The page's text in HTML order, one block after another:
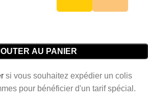
AU PANIER
si vous souhaitez expédier un colis
pour bénéficier d'un tarif spécial.